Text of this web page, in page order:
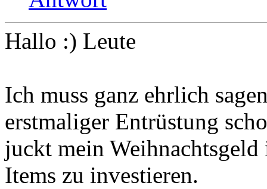
Hallo :) Leute
Ich muss ganz ehrlich
erstmaliger Entrüstung
juckt mein Weihnachtsgeld
Items zu investieren.